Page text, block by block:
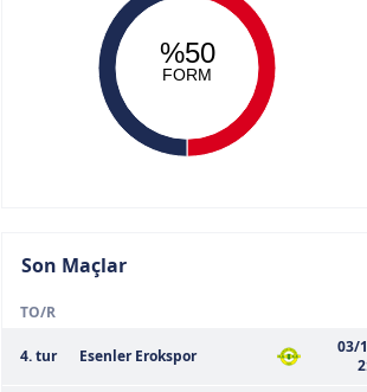
%50
FORM
Son Maçlar
TO/R
4. tur Esenler Erokspor
03/